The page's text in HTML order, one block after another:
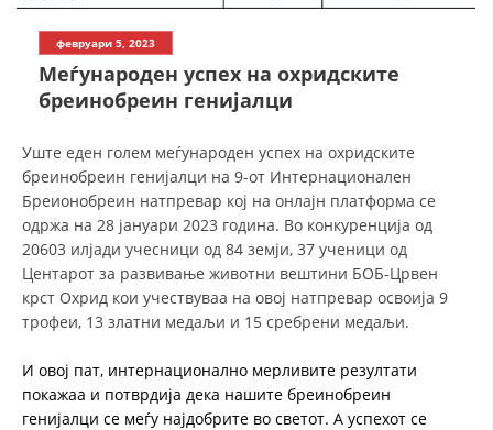
СТРУКТУРА НА ОРГАНИЗАЦИЈАТА
КОНТАКТ ИНФОРМАЦИИ
ЧЛЕНСТВО ВО ПРОФЕСИОНАЛНИ ТЕЛА
ЗАКОН ЗА ЦКРМ
СТАТУТ НА ЦКРМ
ОРГАНИЗАЦИЈА И РАЗВОЈ
РАКОВОДЕН ОДБОР
февруари 5, 2023
Меѓународен успех на охридските
бреинобреин генијалци
Уште еден голем меѓународен успех на охридските
бреинобреин генијалци на 9-от Интернационален
Бреионобреин натпревар кој на онлајн платформа се
одржа на 28 јануари 2023 година. Во конкуренција од
20603 илјади учесници од 84 земји, 37 ученици од
Центарот за развивање животни вештини БОБ-Црвен
крст Охрид кои учествуваа на овој натпревар освоија 9
трофеи, 13 златни медаљи и 15 сребрени медаљи.
И овој пат, интернационално мерливите резултати
покажаа и потврдија дека нашите бреинобреин
генијалци се меѓу најдобрите во светот. А успехот се